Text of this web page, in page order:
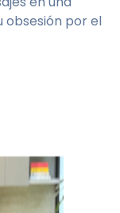
obsesión por el